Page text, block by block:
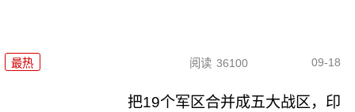
最热 阅读 36100 09-18
把19个军区合并成五大战区，印